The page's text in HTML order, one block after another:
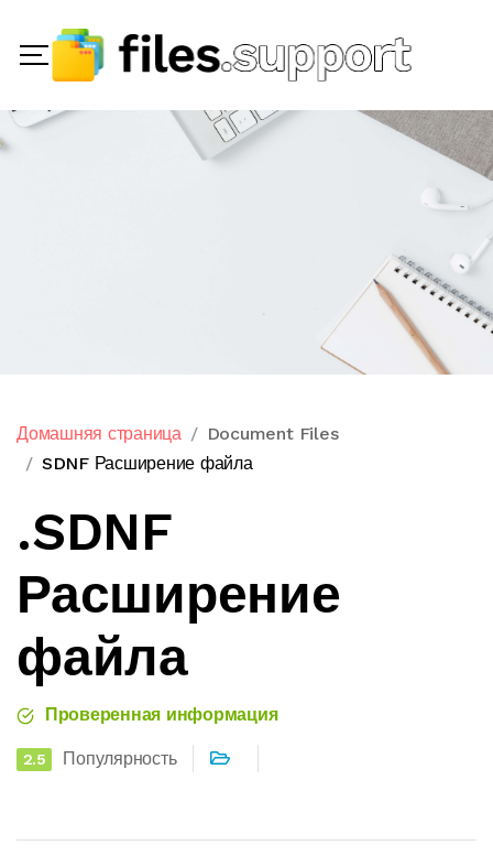
Домашняя страница
Document Files
SDNF Расширение файла
.SDNF
Расширение
файла
Проверенная информация
2.5 Популярность